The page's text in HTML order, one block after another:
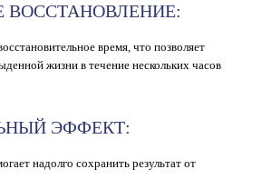
ВОССТАНОВЛЕНИЕ:
время, что позволяет
жизни в течение нескольких часов
ЭФФЕКТ:
надолго сохранить результат от